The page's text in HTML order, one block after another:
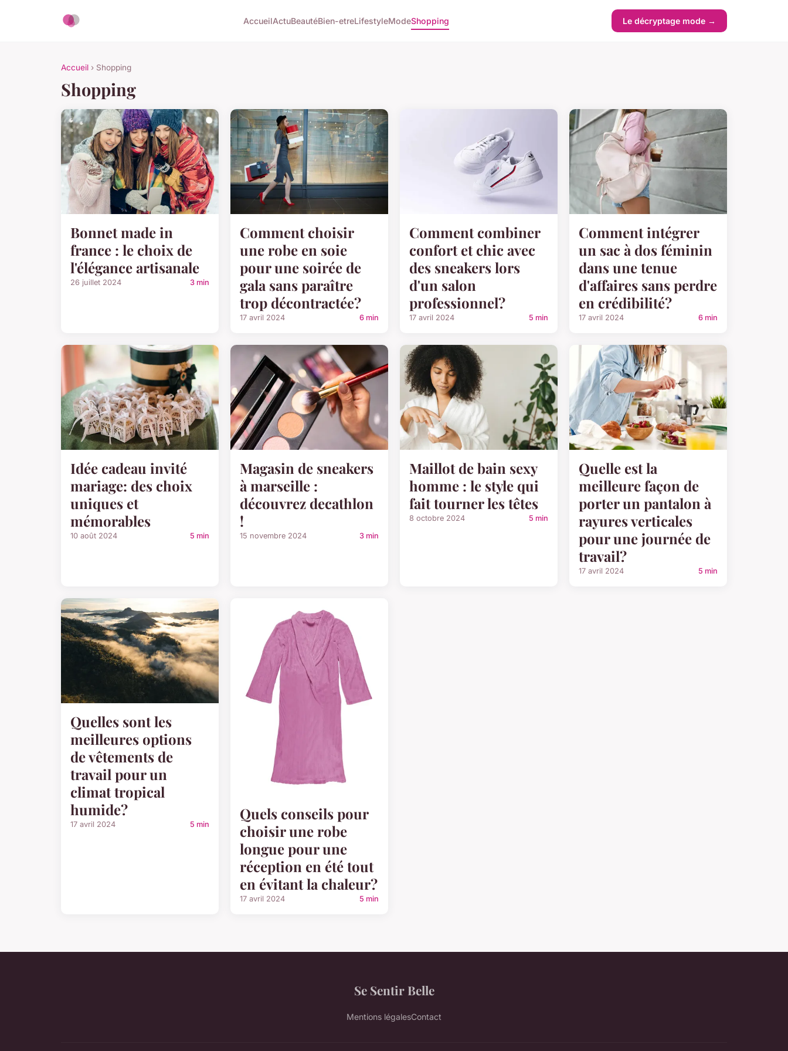
AccueilActuBeautéBien-etreLifestyleModeShopping Le décryptage mode →
Accueil › Shopping
Shopping
Bonnet made in
france : le choix de
l'élégance artisanale
26 juillet 2024 3 min
Comment choisir
une robe en soie
pour une soirée de
gala sans paraître
trop décontractée?
17 avril 2024 6 min
Comment combiner
confort et chic avec
des sneakers lors
d'un salon
professionnel?
17 avril 2024 5 min
Comment intégrer
un sac à dos féminin
dans une tenue
d'affaires sans perdre
en crédibilité?
17 avril 2024 6 min
Idée cadeau invité
mariage: des choix
uniques et
mémorables
10 août 2024 5 min
Magasin de sneakers
à marseille :
découvrez decathlon
!
15 novembre 2024 3 min
Maillot de bain sexy
homme : le style qui
fait tourner les têtes
8 octobre 2024 5 min
Quelle est la
meilleure façon de
porter un pantalon à
rayures verticales
pour une journée de
travail?
17 avril 2024 5 min
Quelles sont les
meilleures options
de vêtements de
travail pour un
climat tropical
humide?
17 avril 2024 5 min
Quels conseils pour
choisir une robe
longue pour une
réception en été tout
en évitant la chaleur?
17 avril 2024 5 min
Se Sentir Belle
Mentions légalesContact